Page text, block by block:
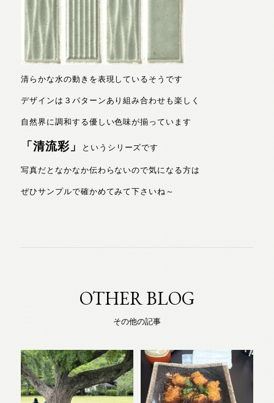
清らかな水の動きを表現しているそうです
デザインは３パターンあり組み合わせも楽しく
自然界に調和する優しい色味が揃っています
「清流彩」 というシリーズです
写真だとなかなか伝わらないので気になる方は
ぜひサンプルで確かめてみて下さいね～
OTHER BLOG
その他の記事